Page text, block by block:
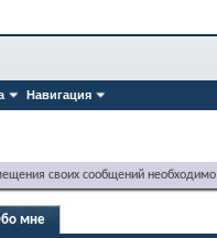
Навигация
своих сообщений необходимо
мне